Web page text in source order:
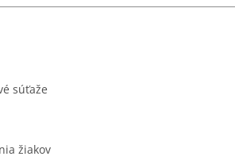
súťaže
žiakov